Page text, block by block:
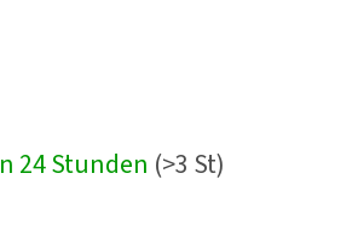
24 Stunden (>3 St)